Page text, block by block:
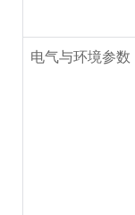
电气与环境参数